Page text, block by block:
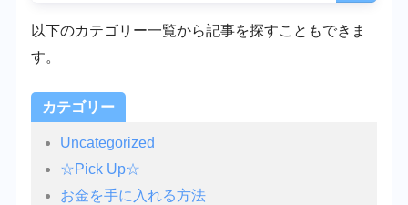
以下のカテゴリー一覧から記事を探すこともできま
す。
カテゴリー
Uncategorized
☆Pick Up☆
お金を手に入れる方法